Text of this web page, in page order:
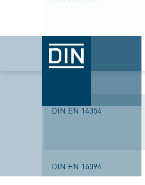
DIN EN 14354
DIN EN 14354
DIN EN 16094